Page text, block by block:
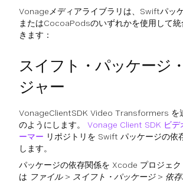
Vonageメディアライブラリは、Swiftパッ
またはCocoaPodsのいずれかを使用して
きます：
スイフト・パッケージ
ジャー
VonageClientSDK Video Transformers を
のようにします。 Vonage Client SDK ビデ
ーマー リポジトリを Swift パッケージの依
します。
パッケージの依存関係を Xcode プロジェク
は ファイル> スイフト・パッケージ> 依